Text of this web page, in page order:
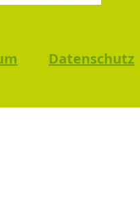
Datenschutz